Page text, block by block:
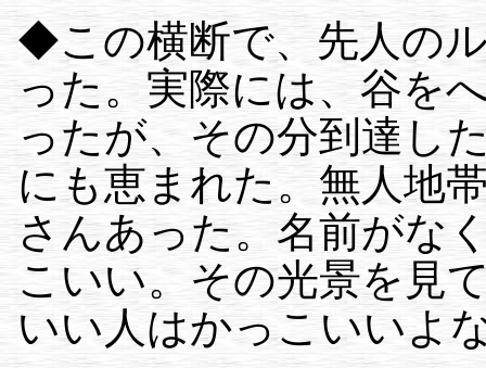
◆この横断で、先人の
った。実際には、谷を
ったが、その分到達し
にも恵まれた。無人地
さんあった。名前がな
こいい。その光景を見
いい人はかっこいいよ